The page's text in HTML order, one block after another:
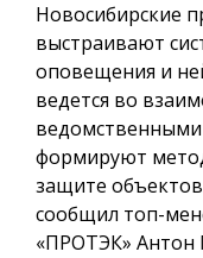
Новосибирские
выстраивают
оповещения и
ведется во
формируют
защите
сообщил топ-
«ПРОТЭК» Антон